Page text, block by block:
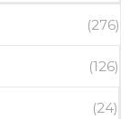
(276)
(126)
(24)